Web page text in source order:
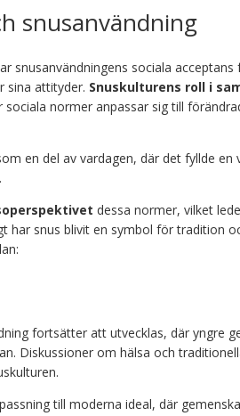
snusanvändning
snusanvändningens sociala
sina attityder. Snuskulturens roll i
sociala normer anpassar sig till
en del av vardagen, där det fyllde en
dessa normer, vilket
har snus blivit en symbol för tradition
fortsätter att utvecklas, där yngre
Diskussioner om hälsa och
till moderna ideal, där